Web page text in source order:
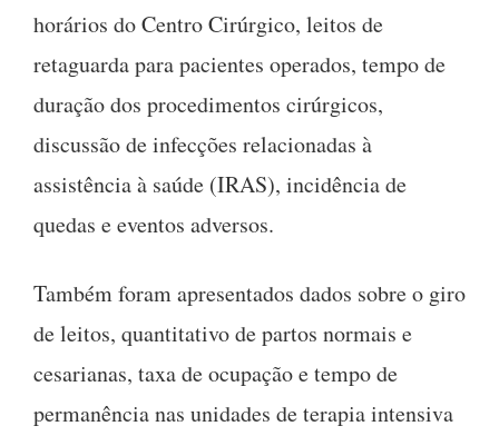
horários do Centro Cirúrgico, leitos de
retaguarda para pacientes operados, tempo de
duração dos procedimentos cirúrgicos,
discussão de infecções relacionadas à
assistência à saúde (IRAS), incidência de
quedas e eventos adversos.
Também foram apresentados dados sobre o giro
de leitos, quantitativo de partos normais e
cesarianas, taxa de ocupação e tempo de
permanência nas unidades de terapia intensiva